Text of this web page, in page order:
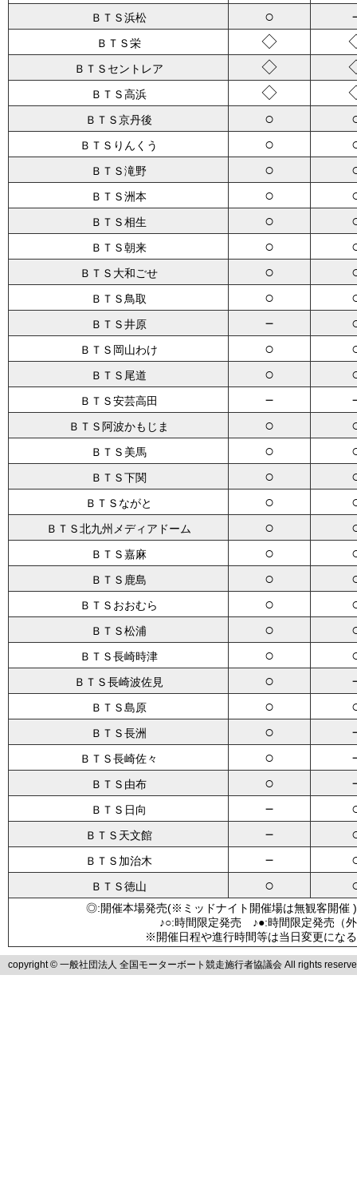
ＢＴＳ浜松 ○
ＢＴＳ栄 ◇
ＢＴＳセントレア ◇
ＢＴＳ高浜 ◇
ＢＴＳ京丹後 ○
ＢＴＳりんくう ○
ＢＴＳ滝野 ○
ＢＴＳ洲本 ○
ＢＴＳ相生 ○
ＢＴＳ朝来 ○
ＢＴＳ大和ごせ ○
ＢＴＳ鳥取 ○
ＢＴＳ井原 －
ＢＴＳ岡山わけ ○
ＢＴＳ尾道 ○
ＢＴＳ安芸高田 －
ＢＴＳ阿波かもじま ○
ＢＴＳ美馬 ○
ＢＴＳ下関 ○
ＢＴＳながと ○
ＢＴＳ北九州メディアドーム ○
ＢＴＳ嘉麻 ○
ＢＴＳ鹿島 ○
ＢＴＳおおむら ○
ＢＴＳ松浦 ○
ＢＴＳ長崎時津 ○
ＢＴＳ長崎波佐見 ○
ＢＴＳ島原 ○
ＢＴＳ長洲 ○
ＢＴＳ長崎佐々 ○
ＢＴＳ由布 ○
ＢＴＳ日向 －
ＢＴＳ天文館 －
ＢＴＳ加治木 －
ＢＴＳ徳山 ○
◎:開催本場発売(※ミッドナイト開催場は無観客
♪○:時間限定発売 ♪●:時間限定発売
※開催日程や進行時間等は当日変更にな
copyright © 一般社団法人 全国モーターボート競走施行者協議会 All rights